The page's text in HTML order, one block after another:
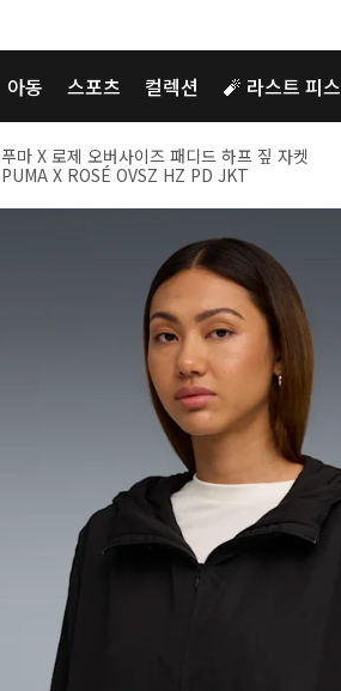
아동 스포츠 컬렉션 🧨 라스트 피스
푸마 X 로제 오버사이즈 패디드 하프 짚 자켓
PUMA X ROSÉ OVSZ HZ PD JKT